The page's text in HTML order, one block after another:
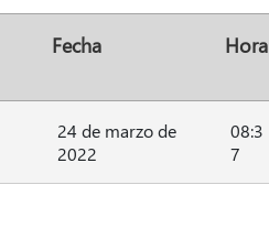
Fecha Hora
24 de marzo de
2022
08:3
7